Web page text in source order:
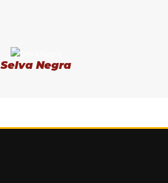
Selva Negra